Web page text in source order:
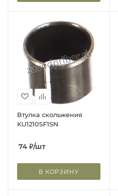
Втулка скольжения
KU1210SF1SN
74 ₽/шт
В КОРЗИНУ